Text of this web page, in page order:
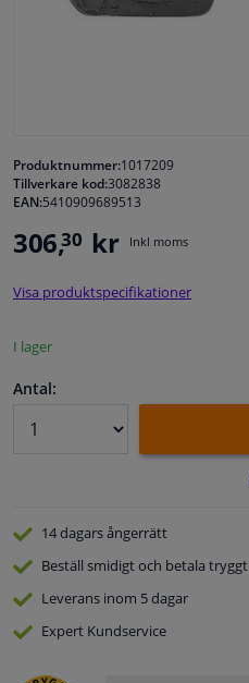
Bilvård & Tillbehör
Produktnummer:1017209
Tillverkare kod:3082838
EAN:5410909689513
306,30 kr Inkl moms
Visa produktspecifikationer
I lager
Antal:
14 dagarsångerrätt
Beställ smidigt och betala tryggt
Leverans inom 5 dagar
Expert Kundservice